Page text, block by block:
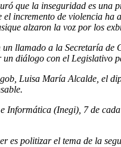
que la inseguridad es una
incremento de violencia ha
alzaron la voz por los
llamado a la Secretaría
diálogo con el Legislativo
Luisa María Alcalde, el
(Inegi), 7 de
es politizar el tema de la